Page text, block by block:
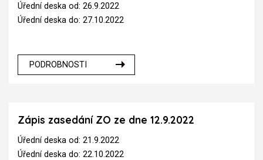
Úřední deska od: 26.9.2022
Úřední deska do: 27.10.2022
PODROBNOSTI
Zápis zasedání ZO ze dne 12.9.2022
Úřední deska od: 21.9.2022
Úřední deska do: 22.10.2022